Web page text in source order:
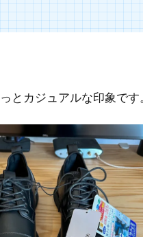
とカジュアルな印象です